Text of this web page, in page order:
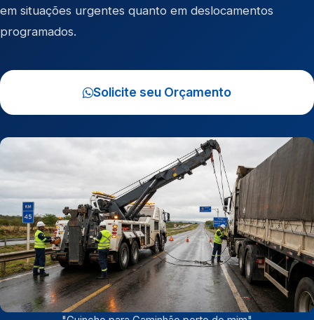
em situações urgentes quanto em deslocamentos
programados.
Solicite seu Orçamento